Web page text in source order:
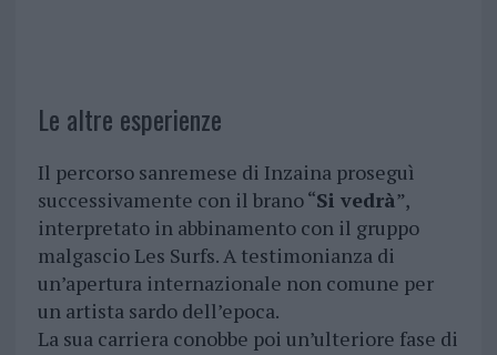
Le altre esperienze
Il percorso sanremese di Inzaina proseguì
successivamente con il brano “Si vedrà”,
interpretato in abbinamento con il gruppo
malgascio Les Surfs. A testimonianza di
un’apertura internazionale non comune per
un artista sardo dell’epoca.
La sua carriera conobbe poi un’ulteriore fase di